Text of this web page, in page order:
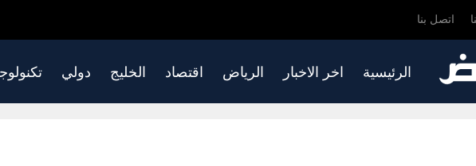
اتصل بنا
الرئيسية اخر الاخبار الرياض اقتصاد الخليج دولي